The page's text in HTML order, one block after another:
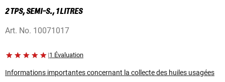
2 TPS, SEMI-S., 1 LITRES
Art. No. 10071017
|1 Évaluation
Informations importantes concernant la collecte des huiles usagées